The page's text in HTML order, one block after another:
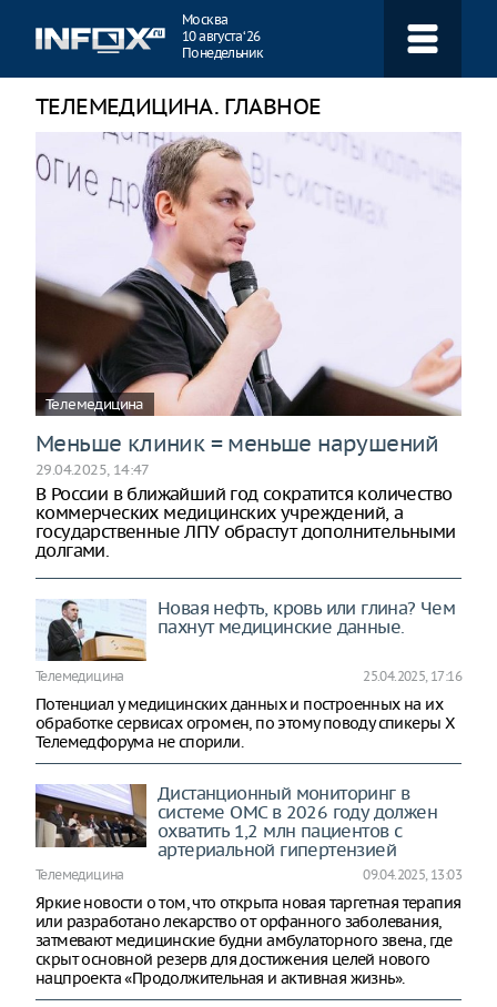
Москва
10 августа ‘26
Понедельник
ТЕЛЕМЕДИЦИНА. ГЛАВНОЕ
Телемедицина
Меньше клиник = меньше нарушений
29.04.2025, 14:47
В России в ближайший год сократится количество
коммерческих медицинских учреждений, а
государственные ЛПУ обрастут дополнительными
долгами.
Новая нефть, кровь или глина? Чем
пахнут медицинские данные.
Телемедицина 25.04.2025, 17:16
Потенциал у медицинских данных и построенных на их
обработке сервисах огромен, по этому поводу спикеры Х
Телемедфорума не спорили.
Дистанционный мониторинг в
системе ОМС в 2026 году должен
охватить 1,2 млн пациентов с
артериальной гипертензией
Телемедицина 09.04.2025, 13:03
Яркие новости о том, что открыта новая таргетная терапия
или разработано лекарство от орфанного заболевания,
затмевают медицинские будни амбулаторного звена, где
скрыт основной резерв для достижения целей нового
нацпроекта «Продолжительная и активная жизнь».